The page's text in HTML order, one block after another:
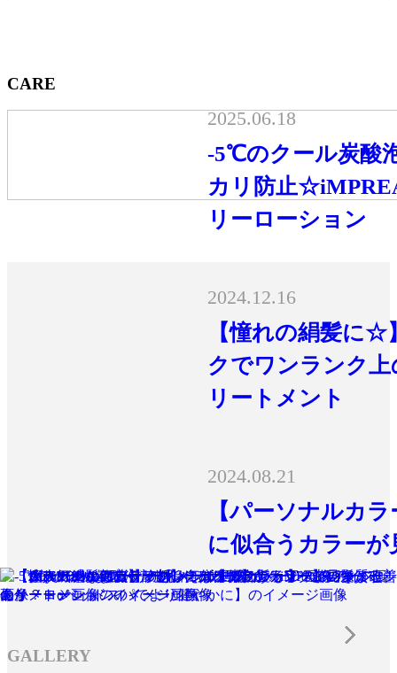
CARE
2025.06.18
-5℃のクール炭酸
カリ防止
リーローション
2024.12.16
【憧れの絹髪に☆
クでワンランク
リートメント
2024.08.21
【パーソナルカ
に似合うカラーが
GALLERY